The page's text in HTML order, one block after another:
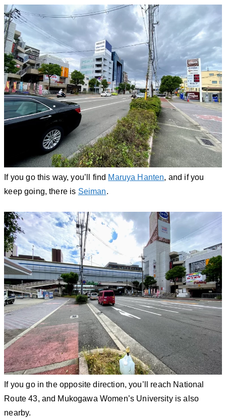
If you go this way, you’ll find Maruya Hanten, and if you
keep going, there is Seiman.
If you go in the opposite direction, you’ll reach National
Route 43, and Mukogawa Women’s University is also
nearby.